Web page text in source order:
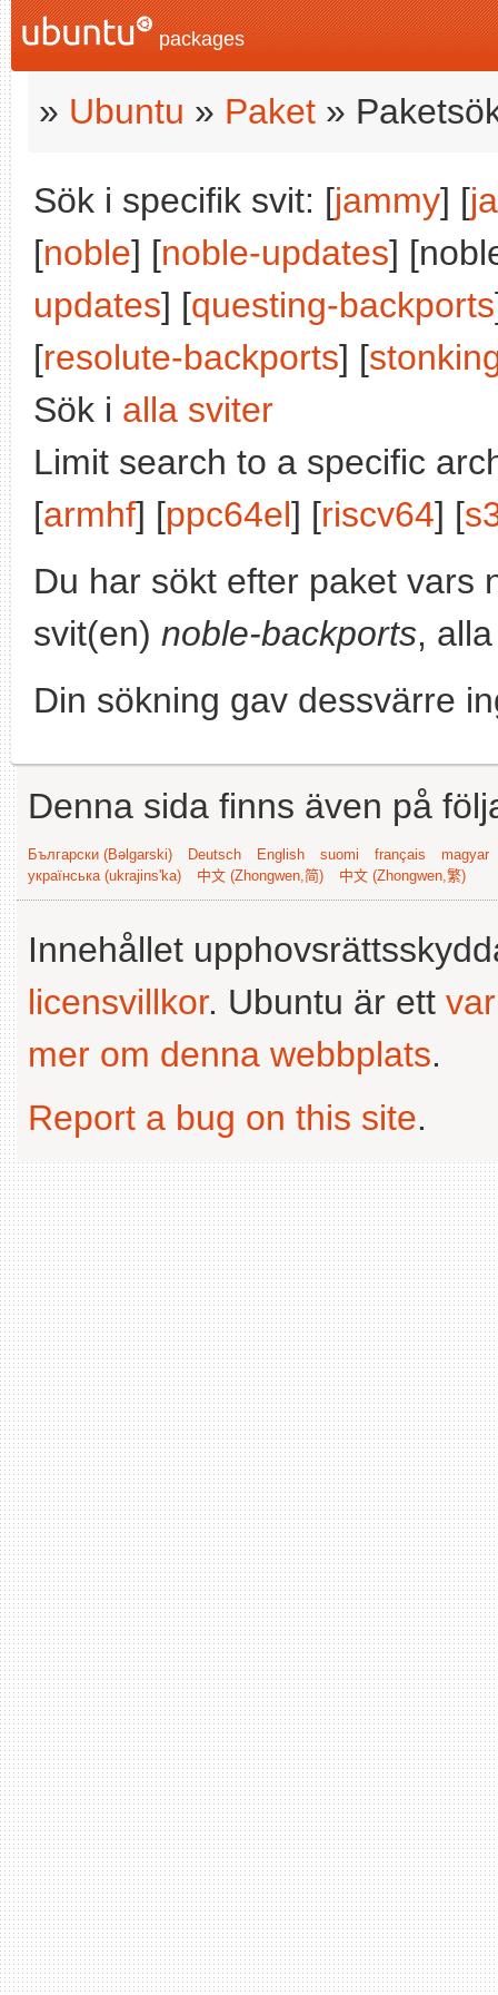
packages
» Ubuntu » Paket »
Sök i specifik svit: [jammy] [
[noble] [noble-updates]
updates] [questing-backports
[resolute-backports] [
Sök i alla sviter
Limit search to a specific
[armhf] [ppc64el] [riscv64] [
Du har sökt efter paket vars
svit(en) noble-backports,
Din sökning gav dessvärre
Denna sida finns även på
Български (Bəlgarski) Deutsch English suomi français
magyar
українська (ukrajins'ka)
中文 (Zhongwen,简) 中文 (Zhongwen,繁)
Innehållet
licensvillkor. Ubuntu är ett
mer om denna webbplats.
Report a bug on this site.